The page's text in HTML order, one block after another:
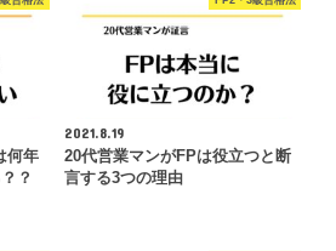
何年
？
2021.8.19
20代営業マンがFPは役立つと断
言する3つの理由